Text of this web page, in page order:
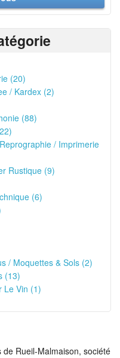
(20)
/ Kardex (2)
(88)
/ Imprimerie
Rustique (9)
(6)
/ Moquettes & Sols (2)
(13)
Le Vin (1)
Rueil-Malmaison, société